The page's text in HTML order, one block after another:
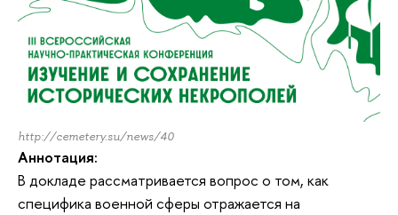
http://cemetery.su/news/40
Аннотация:
В докладе рассматривается вопрос о том, как
специфика военной сферы отражается на